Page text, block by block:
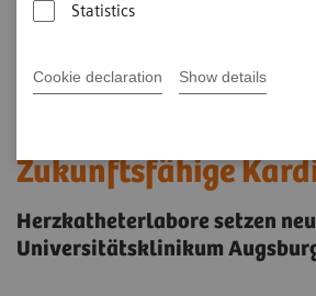
Statistics
Cookie declaration Show details
Zukunftsfähige
Herzkatheterlabore setzen
Universitätsklinikum